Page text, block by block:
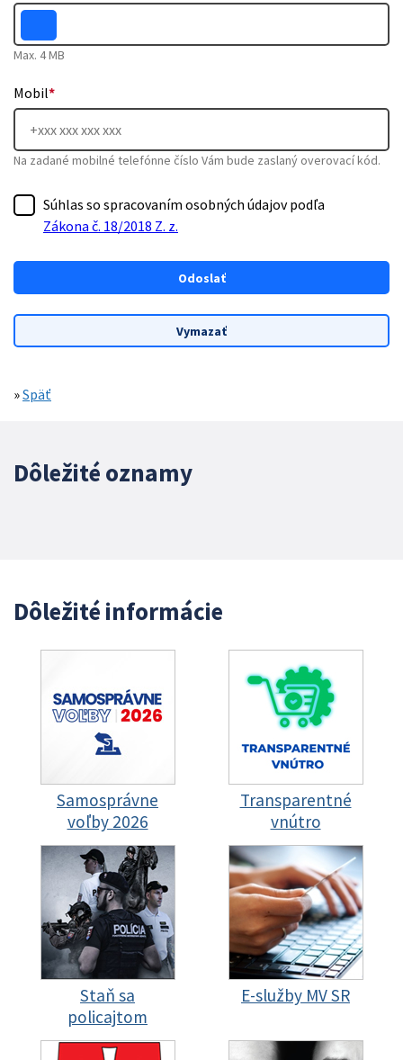
Max. 4 MB
Mobil*
Na zadané mobilné telefónne číslo Vám bude zaslaný overovací kód.
Súhlas so spracovaním osobných údajov podľa
Zákona č. 18/2018 Z. z.
»Späť
Dôležité oznamy
Dôležité informácie
Samosprávne
voľby 2026
Transparentné
vnútro
Staň sa
policajtom
E-služby MV SR